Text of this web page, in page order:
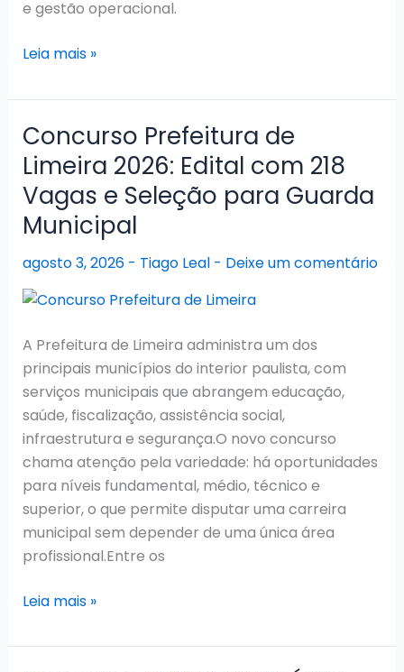
e gestão operacional.
Concurso
2026:
FGV
definida
para
o
CFO
com
100
vagas
Leia mais »
Concurso Prefeitura de
Limeira 2026: Edital com 218
Vagas e Seleção para Guarda
Municipal
agosto 3, 2026 - Tiago Leal - Deixe um comentário
A Prefeitura de Limeira administra um dos
principais municípios do interior paulista, com
serviços municipais que abrangem educação,
saúde, fiscalização, assistência social,
infraestrutura e segurança.O novo concurso
chama atenção pela variedade: há oportunidades
para níveis fundamental, médio, técnico e
superior, o que permite disputar uma carreira
municipal sem depender de uma única área
profissional.Entre os
Concurso
de
Leia mais »